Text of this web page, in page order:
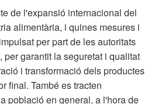
de l'expansió internacional del
alimentària, i quines mesures i
per part de les autoritats
garantit la seguretat i qualitat
i transformació dels productes
final. També es tracten
població en general, a l'hora de